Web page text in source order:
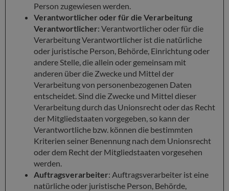
Person zugewiesen werden.
Verantwortlicher oder für die Verarbeitung
Verantwortlicher: Verantwortlicher oder für die
Verarbeitung Verantwortlicher ist die natürliche
oder juristische Person, Behörde, Einrichtung oder
andere Stelle, die allein oder gemeinsam mit
anderen über die Zwecke und Mittel der
Verarbeitung von personenbezogenen Daten
entscheidet. Sind die Zwecke und Mittel dieser
Verarbeitung durch das Unionsrecht oder das Recht
der Mitgliedstaaten vorgegeben, so kann der
Verantwortliche bzw. können die bestimmten
Kriterien seiner Benennung nach dem Unionsrecht
oder dem Recht der Mitgliedstaaten vorgesehen
werden.
Auftragsverarbeiter: Auftragsverarbeiter ist eine
natürliche oder juristische Person, Behörde,